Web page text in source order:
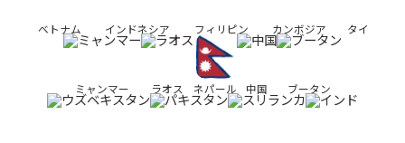
ベトナム インドネシア フィリピン カンボジア タイ
ミャンマー ラオス ネパール 中国 ブータン